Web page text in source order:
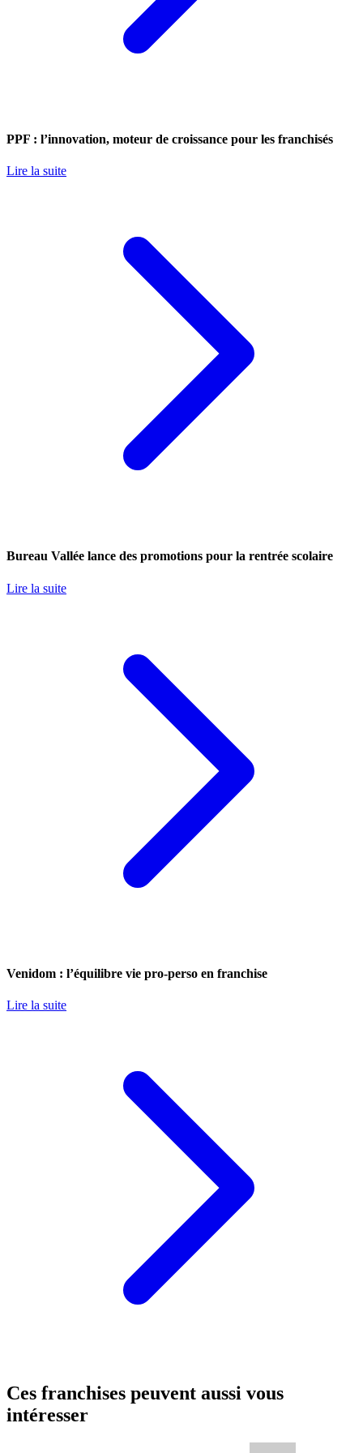
PPF : l’innovation, moteur de croissance pour les franchisés
Lire la suite
Bureau Vallée lance des promotions pour la rentrée scolaire
Lire la suite
Venidom : l’équilibre vie pro-perso en franchise
Lire la suite
Ces franchises peuvent aussi vous
intéresser